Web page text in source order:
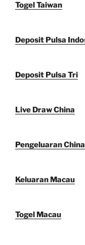
Togel Taiwan
Deposit Pulsa
Deposit Pulsa Tri
Live Draw China
Pengeluaran China
Keluaran Macau
Togel Macau